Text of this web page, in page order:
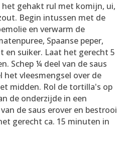
gehakt rul met komijn, ui,
Begin intussen met de
en verwarm de
Spaanse peper,
en suiker. Laat het gerecht 5
Schep ¼ deel van de saus
vleesmengsel over de
midden. Rol de tortilla's op
de onderzijde in een
de saus erover en bestrooi
gerecht ca. 15 minuten in